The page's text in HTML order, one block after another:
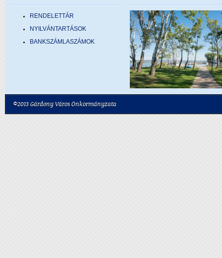
RENDELETTÁR
NYILVÁNTARTÁSOK
BANKSZÁMLASZÁMOK
©2013 Gárdony Város Önkormányzata